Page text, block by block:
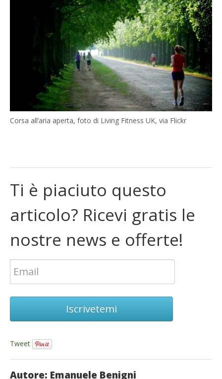
Corsa all’aria aperta, foto di Living Fitness UK, via Flickr
Ti è piaciuto questo
articolo? Ricevi gratis le
nostre news e offerte!
Iscrivetemi
Tweet
Autore: Emanuele Benigni